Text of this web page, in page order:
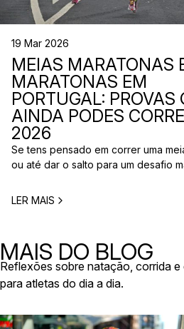
19 Mar 2026
MEIAS MARATONAS
MARATONAS EM
PORTUGAL: PROVAS
AINDA PODES
2026
Se tens pensado em correr uma
ou até dar o salto para um desafio
planear. Entre a primavera e o verão,
LER MAIS
MAIS DO BLOG
Reflexões sobre natação, corrida e
para atletas do dia a dia.